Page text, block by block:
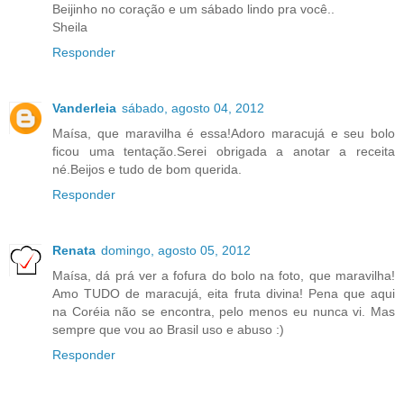
Beijinho no coração e um sábado lindo pra você..
Sheila
Responder
Vanderleia sábado, agosto 04, 2012
Maísa, que maravilha é essa!Adoro maracujá e seu bolo
ficou uma tentação.Serei obrigada a anotar a receita
né.Beijos e tudo de bom querida.
Responder
Renata domingo, agosto 05, 2012
Maísa, dá prá ver a fofura do bolo na foto, que maravilha!
Amo TUDO de maracujá, eita fruta divina! Pena que aqui
na Coréia não se encontra, pelo menos eu nunca vi. Mas
sempre que vou ao Brasil uso e abuso :)
Responder